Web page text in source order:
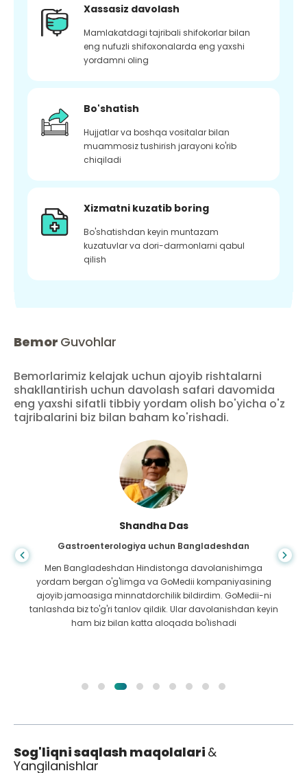
Xassasiz davolash
Mamlakatdagi tajribali shifokorlar bilan
eng nufuzli shifoxonalarda eng yaxshi
yordamni oling
Bo'shatish
Hujjatlar va boshqa vositalar bilan
muammosiz tushirish jarayoni ko'rib
chiqiladi
Xizmatni kuzatib boring
Bo'shatishdan keyin muntazam
kuzatuvlar va dori-darmonlarni qabul
qilish
Bemor Guvohlar
Bemorlarimiz kelajak uchun ajoyib rishtalarni
shakllantirish uchun davolash safari davomida
eng yaxshi sifatli tibbiy yordam olish bo'yicha o'z
tajribalarini biz bilan baham ko'rishadi.
Shandha Das
Gastroenterologiya uchun Bangladeshdan
Men Bangladeshdan Hindistonga davolanishimga
yordam bergan o'g'limga va GoMedii kompaniyasining
ajoyib jamoasiga minnatdorchilik bildirdim. GoMedii-ni
tanlashda biz to'g'ri tanlov qildik. Ular davolanishdan keyin
ham biz bilan katta aloqada bo'lishadi
Sog'liqni saqlash maqolalari &
Yangilanishlar